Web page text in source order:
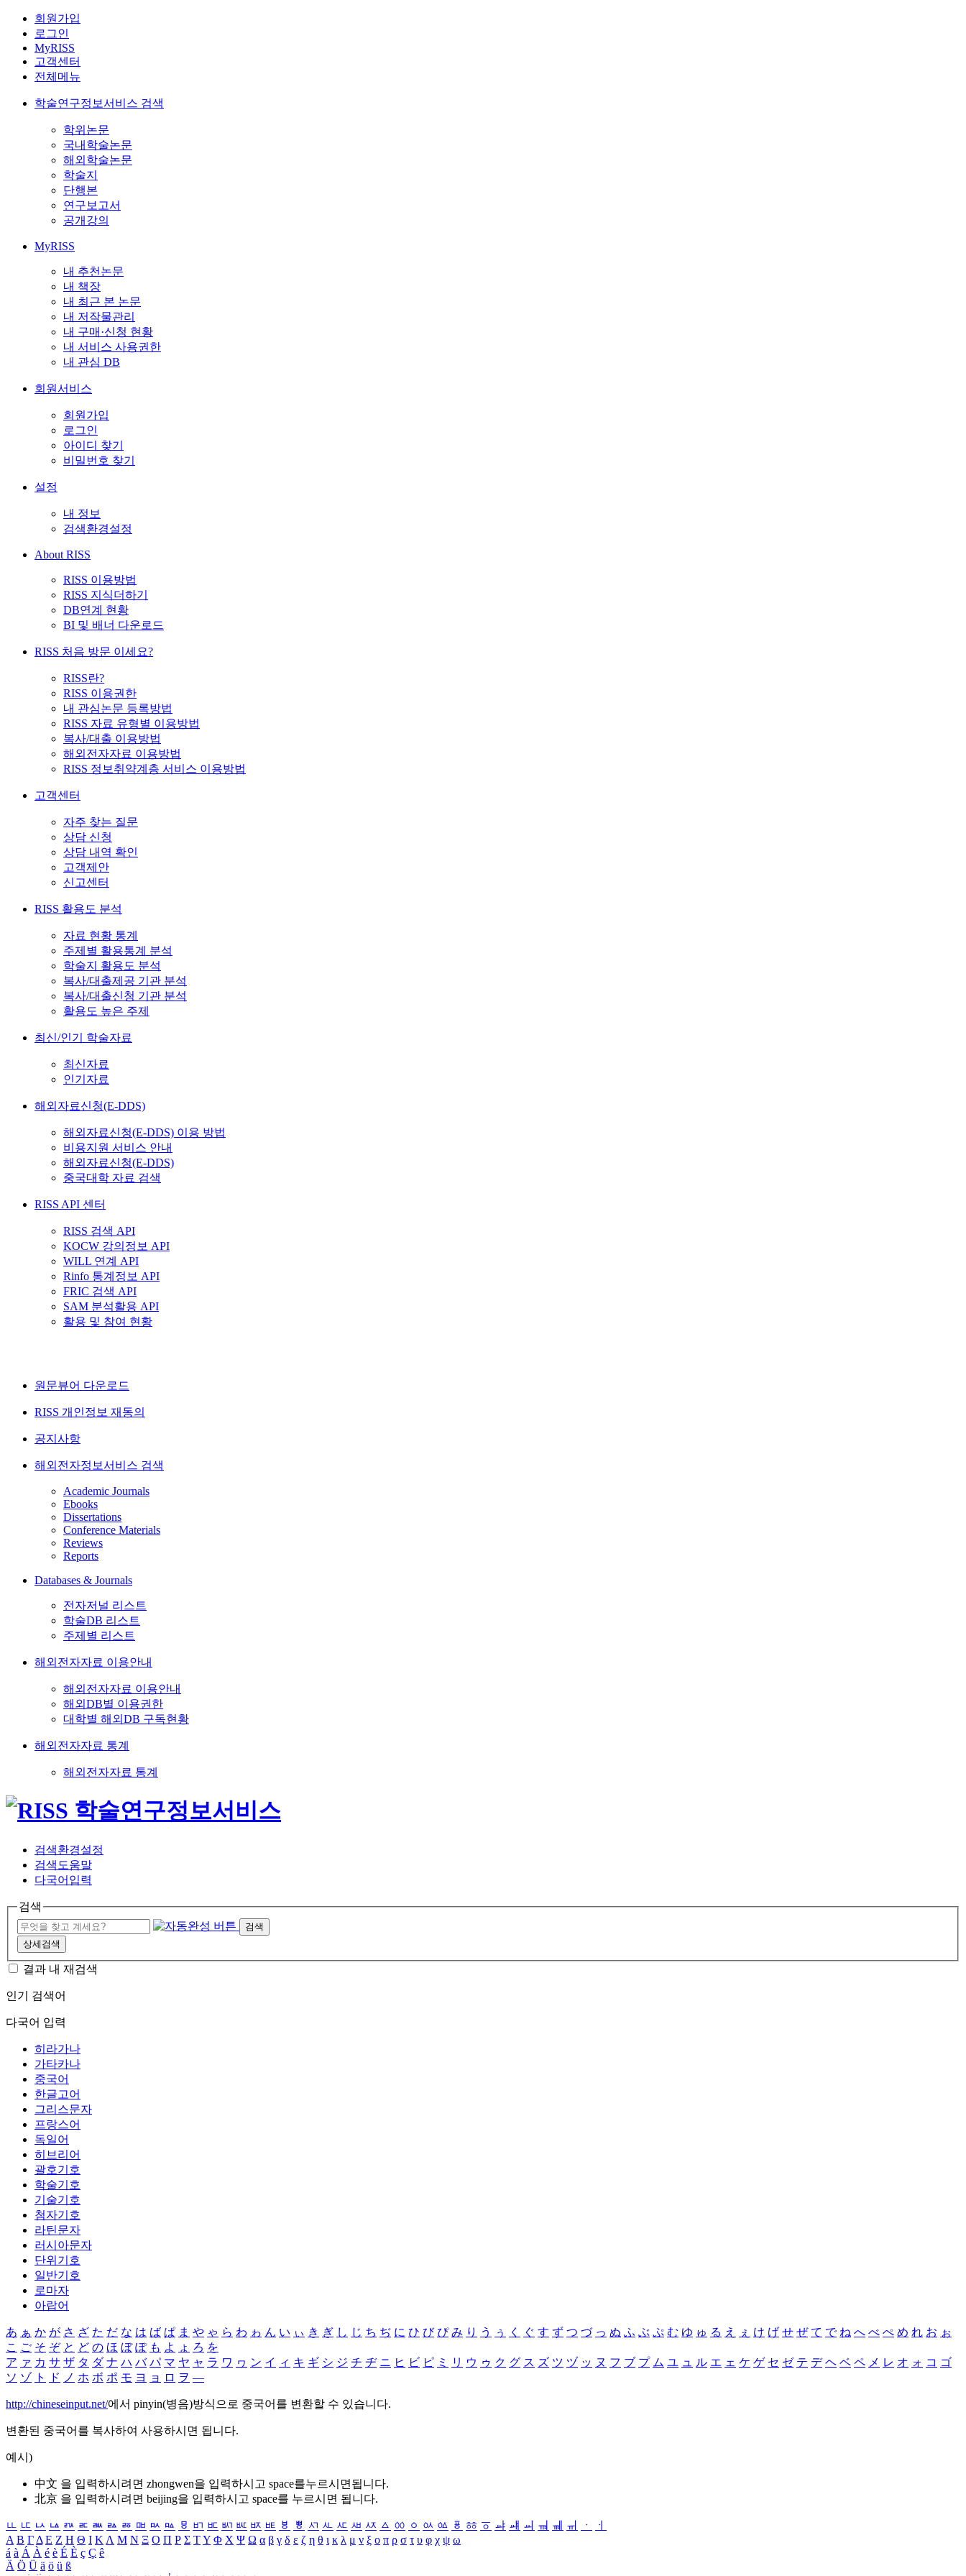
회원가입
로그인
MyRISS
고객센터
전체메뉴
학술연구정보서비스 검색
학위논문
국내학술논문
해외학술논문
학술지
단행본
연구보고서
공개강의
MyRISS
내 추천논문
내 책장
내 최근 본 논문
내 저작물관리
내 구매·신청 현황
내 서비스 사용권한
내 관심 DB
회원서비스
회원가입
로그인
아이디 찾기
비밀번호 찾기
설정
내 정보
검색환경설정
About RISS
RISS 이용방법
RISS 지식더하기
DB연계 현황
BI 및 배너 다운로드
RISS 처음 방문 이세요?
RISS란?
RISS 이용권한
내 관심논문 등록방법
RISS 자료 유형별 이용방법
복사/대출 이용방법
해외전자자료 이용방법
RISS 정보취약계층 서비스 이용방법
고객센터
자주 찾는 질문
상담 신청
상담 내역 확인
고객제안
신고센터
RISS 활용도 분석
자료 현황 통계
주제별 활용통계 분석
학술지 활용도 분석
복사/대출제공 기관 분석
복사/대출신청 기관 분석
활용도 높은 주제
최신/인기 학술자료
최신자료
인기자료
해외자료신청(E-DDS)
해외자료신청(E-DDS) 이용 방법
비용지원 서비스 안내
해외자료신청(E-DDS)
중국대학 자료 검색
RISS API 센터
RISS 검색 API
KOCW 강의정보 API
WILL 연계 API
Rinfo 통계정보 API
FRIC 검색 API
SAM 분석활용 API
활용 및 참여 현황
원문뷰어 다운로드
RISS 개인정보 재동의
공지사항
해외전자정보서비스 검색
Academic Journals
Ebooks
Dissertations
Conference Materials
Reviews
Reports
Databases & Journals
전자저널 리스트
학술DB 리스트
주제별 리스트
해외전자자료 이용안내
해외전자자료 이용안내
해외DB별 이용권한
대학별 해외DB 구독현황
해외전자자료 통계
해외전자자료 통계
검색환경설정
검색도움말
다국어입력
검색
검색
상세검색
결과 내 재검색
인기 검색어
다국어 입력
히라가나
가타카나
중국어
한글고어
그리스문자
프랑스어
독일어
히브리어
괄호기호
학술기호
기술기호
첨자기호
라틴문자
러시아문자
단위기호
일반기호
로마자
아랍어
あ ぁ か が さ ざ た だ な は ば ぱ ま や ゃ ら わ ゎ ん い ぃ き ぎ し じ ち ぢ に ひ び ぴ み り う ぅ く ぐ す ず つ づ っ ぬ ふ ぶ ぷ む ゆ ゅ る え ぇ け げ せ ぜ て で ね へ べ ぺ め れ お ぉ
こ ご そ ぞ と ど の ほ ぼ ぽ も よ ょ ろ を
ア ァ カ サ ザ タ ダ ナ ハ バ パ マ ヤ ャ ラ ワ ヮ ン イ ィ キ ギ シ ジ チ ヂ ニ ヒ ビ ピ ミ リ ウ ゥ ク グ ス ズ ツ ヅ ッ ヌ フ ブ プ ム ユ ュ ル エ ェ ケ ゲ セ ゼ テ デ ヘ ベ ペ メ レ オ ォ コ ゴ
ソ ゾ ト ド ノ ホ ボ ポ モ ヨ ョ ロ ヲ ―
http://chineseinput.net/에서 pinyin(병음)방식으로 중국어를 변환할 수 있습니다.
변환된 중국어를 복사하여 사용하시면 됩니다.
예시)
中文 을 입력하시려면 zhongwen을 입력하시고 space를누르시면됩니다.
北京 을 입력하시려면 beijing을 입력하시고 space를 누르시면 됩니다.
ㅥ ㅦ ㅧ ㅨ ㅩ ㅪ ㅫ ㅬ ㅭ ㅮ ㅯ ㅰ ㅱ ㅲ ㅳ ㅴ ㅵ ㅶ ㅷ ㅸ ㅹ ㅺ ㅻ ㅼ ㅽ ㅾ ㅿ ㆀ ㆁ ㆂ ㆃ ㆄ ㆅ ㆆ ㆇ ㆈ ㆉ ㆊ ㆋ ㆌ ㆍ
ㆎ
Α Β ΓΔ Ε Ζ Η Θ Ι ΚΛ Μ Ν Ξ Ο Π Ρ Σ ΤΥ Φ Χ Ψ Ω α β γ δ ε ζ η θ ι κ λ μ ν ξ ο π ρ σ τ υ φ χ ψ ω
á à Á À é è É È ç Ç ê
Ä Ö Ü ä ö ü ß